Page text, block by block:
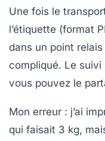
Une fois le
l’étiquette (format
dans un point
compliqué. Le
vous pouvez le
Mon erreur : j’ai
qui faisait 3 kg,